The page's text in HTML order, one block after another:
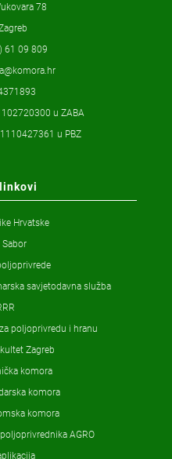
78
61 09 809
u ZABA
u PBZ
Hrvatske
Sabor
savjetodavna služba
poljoprivredu i hranu
Zagreb
komora
komora
komora
AGRO